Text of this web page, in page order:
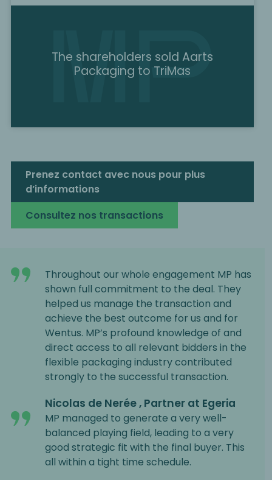
The shareholders sold Aarts
Packaging to TriMas
Prenez contact avec nous pour plus
d’informations
Consultez nos transactions
Throughout our whole engagement MP has
shown full commitment to the deal. They
helped us manage the transaction and
achieve the best outcome for us and for
Wentus. MP’s profound knowledge of and
direct access to all relevant bidders in the
flexible packaging industry contributed
strongly to the successful transaction.
Nicolas de Nerée , Partner at Egeria
MP managed to generate a very well-
balanced playing field, leading to a very
good strategic fit with the final buyer. This
all within a tight time schedule.